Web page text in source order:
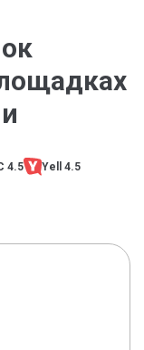
4.5 Yell 4.5